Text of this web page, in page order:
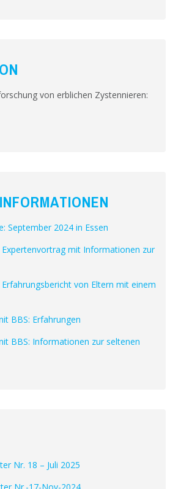
von erblichen Zystennieren:
September 2024 in Essen
Expertenvortrag mit Informationen zur
von Eltern mit einem
BBS: Erfahrungen
BBS: Informationen zur seltenen
Nr. 18 – Juli 2025
Nr.-17-Nov-2024